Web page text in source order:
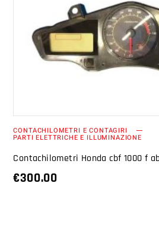
AGGIUNGI AL
CONTACHILOMETRI E CONTAGIRI
PARTI ELETTRICHE E ILLUMINAZIONE
Contachilometri Honda cbf 1000 f
€300.00